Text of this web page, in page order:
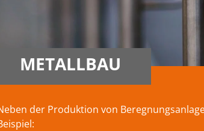
der Produktion von
METALLBAU